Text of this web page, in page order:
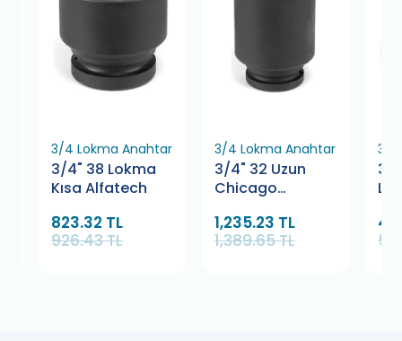
3/4 Lokma Anahtar
3/4" 38 Lokma
Kısa Alfatech
823.32 TL
926.43 TL
3/4 Lokma Anahtar
3/4" 32 Uzun
Chicago
1,235.23 TL
1,389.65 TL
3/4
3/